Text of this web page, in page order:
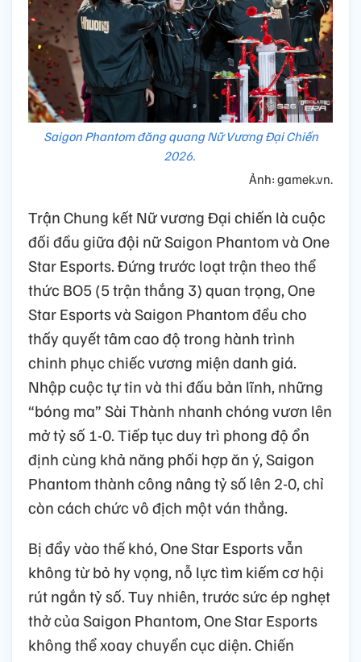
Saigon Phantom đăng quang Nữ Vương Đại Chiến
2026.
Ảnh: gamek.vn.
Trận Chung kết Nữ vương Đại chiến là cuộc
đối đầu giữa đội nữ Saigon Phantom và One
Star Esports. Đứng trước loạt trận theo thể
thức BO5 (5 trận thắng 3) quan trọng, One
Star Esports và Saigon Phantom đều cho
thấy quyết tâm cao độ trong hành trình
chinh phục chiếc vương miện danh giá.
Nhập cuộc tự tin và thi đấu bản lĩnh, những
“bóng ma” Sài Thành nhanh chóng vươn lên
mở tỷ số 1-0. Tiếp tục duy trì phong độ ổn
định cùng khả năng phối hợp ăn ý, Saigon
Phantom thành công nâng tỷ số lên 2-0, chỉ
còn cách chức vô địch một ván thắng.
Bị đẩy vào thế khó, One Star Esports vẫn
không từ bỏ hy vọng, nỗ lực tìm kiếm cơ hội
rút ngắn tỷ số. Tuy nhiên, trước sức ép nghẹt
thở của Saigon Phantom, One Star Esports
không thể xoay chuyển cục diện. Chiến